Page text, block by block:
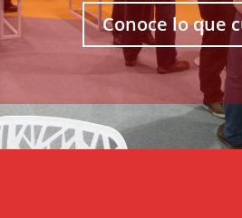
Conoce lo que